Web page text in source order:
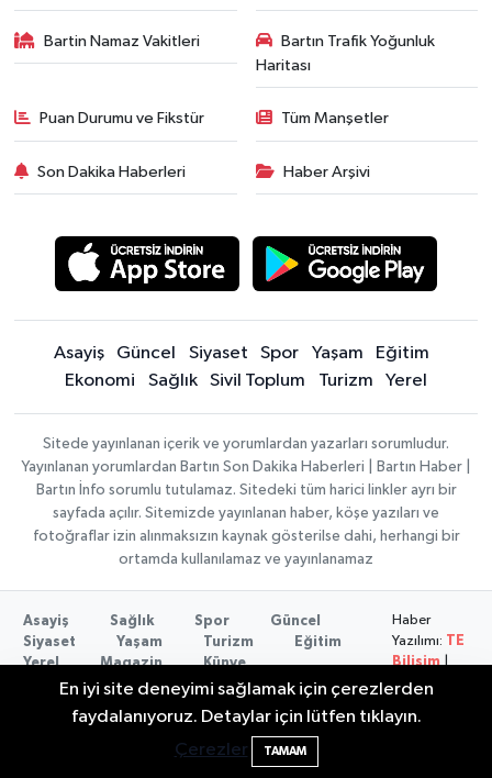
Bartin Namaz Vakitleri
Bartın Trafik Yoğunluk
Haritası
Puan Durumu ve Fikstür Tüm Manşetler
Son Dakika Haberleri Haber Arşivi
Asayiş Güncel Siyaset Spor Yaşam
Eğitim
Ekonomi
Sağlık Sivil Toplum Turizm Yerel
Sitede yayınlanan içerik ve yorumlardan yazarları sorumludur.
Yayınlanan yorumlardan Bartın Son Dakika Haberleri | Bartın Haber |
Bartın İnfo sorumlu tutulamaz. Sitedeki tüm harici linkler ayrı bir
sayfada açılır. Sitemizde yayınlanan haber, köşe yazıları ve
fotoğraflar izin alınmaksızın kaynak gösterilse dahi, herhangi bir
ortamda kullanılamaz ve yayınlanamaz
Asayiş Sağlık Spor
Güncel
Siyaset
Yaşam Turizm
Eğitim
Yerel
Magazin
Künye
Konaklama tesisleri
Bartın Medya
Haber
Yazılımı: TE
Bilişim|
Copyright ©
En iyi site deneyimi sağlamak için çerezlerden
faydalanıyoruz. Detaylar için lütfen tıklayın.
Çerezler
TAMAM
22:47 Festivalde at yarışında kaza: 2 at öldü, 1